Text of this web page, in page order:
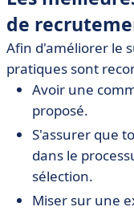
de
Afin d'améliorer le
pratiques sont
Avoir une
proposé.
S'assurer que
dans le
sélection.
Miser sur une